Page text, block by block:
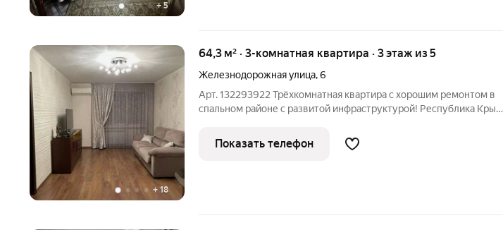
+5
+ 18
64,3 м² · 3-комнатная квартира · 3 этаж из 5
Железнодорожная улица,6
Арт. 132293922 Трёхкомнатная квартира с хорошим ремонтом в
спальном районе с развитой инфраструктурой! Республика Крым.
этаже 5-ти этажного дома. Общая площадь 64,3 кв. м., жилая 45,9
кв. м.
Показать телефон